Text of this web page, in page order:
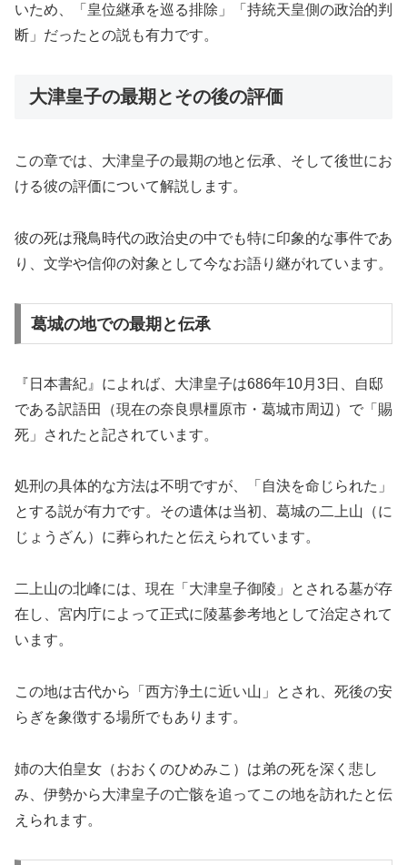
いため、「皇位継承を巡る排除」「持統天皇側の政治的判
断」だったとの説も有力です。
大津皇子の最期とその後の評価
この章では、大津皇子の最期の地と伝承、そして後世にお
ける彼の評価について解説します。
彼の死は飛鳥時代の政治史の中でも特に印象的な事件であ
り、文学や信仰の対象として今なお語り継がれています。
葛城の地での最期と伝承
『日本書紀』によれば、大津皇子は686年10月3日、自邸
である訳語田（現在の奈良県橿原市・葛城市周辺）で「賜
死」されたと記されています。
処刑の具体的な方法は不明ですが、「自決を命じられた」
とする説が有力です。その遺体は当初、葛城の二上山（に
じょうざん）に葬られたと伝えられています。
二上山の北峰には、現在「大津皇子御陵」とされる墓が存
在し、宮内庁によって正式に陵墓参考地として治定されて
います。
この地は古代から「西方浄土に近い山」とされ、死後の安
らぎを象徴する場所でもあります。
姉の大伯皇女（おおくのひめみこ）は弟の死を深く悲し
み、伊勢から大津皇子の亡骸を追ってこの地を訪れたと伝
えられます。